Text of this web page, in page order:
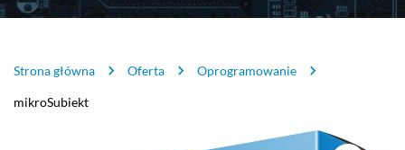
Strona główna Oferta Oprogramowanie
mikroSubiekt